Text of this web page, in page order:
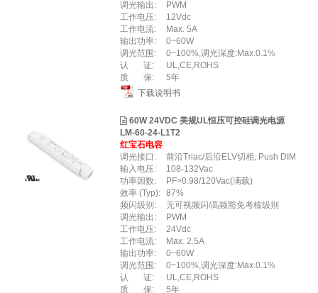
调光输出:
PWM
工作电压:
12Vdc
工作电流:
Max. 5A
输出功率:
0~60W
调光范围:
0~100%,调光深度:Max.0.1%
认 证:
UL,CE,ROHS
质 保:
5年
下载说明书
60W 24VDC 美规UL恒压可控硅调光电源
LM-60-24-L1T2
红宝石电容
调光接口:
前沿Triac/后沿ELV切相, Push DIM
输入电压:
108-132Vac
功率因数:
PF>0.98/120Vac(满载)
效率 (Typ): 87%
频闪级别:
无可视频闪/高频豁免考核级别
调光输出:
PWM
工作电压:
24Vdc
工作电流:
Max. 2.5A
输出功率:
0~60W
调光范围:
0~100%,调光深度:Max.0.1%
认 证:
UL,CE,ROHS
质 保:
5年